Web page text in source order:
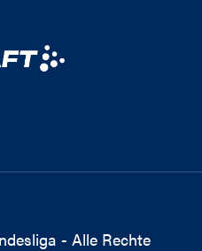
- Alle Rechte